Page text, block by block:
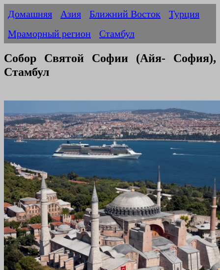
Домашняя Азия Ближний Восток
Турция
Мраморный регион
Стамбул
Собор Святой Софии (Айя- София),
Стамбул